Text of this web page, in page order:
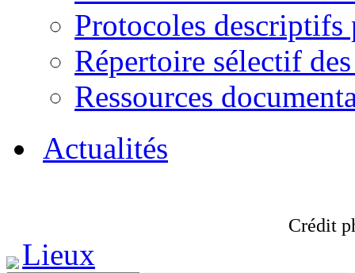
Protocoles descriptifs
Répertoire sélectif
Ressources
Actualités
Crédit
Lieux